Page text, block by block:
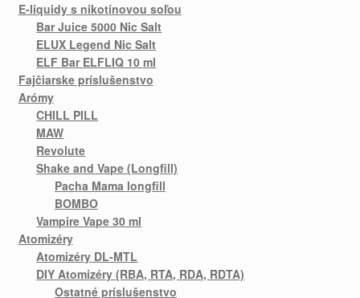
E-liquidy s nikotínovou soľou
Bar Juice 5000 Nic Salt
ELUX Legend Nic Salt
ELF Bar ELFLIQ 10 ml
Fajčiarske príslušenstvo
Arómy
CHILL PILL
MAW
Revolute
Shake and Vape (Longfill)
Pacha Mama longfill
BOMBO
Vampire Vape 30 ml
Atomizéry
Atomizéry DL-MTL
DIY Atomizéry (RBA, RTA, RDA, RDTA)
Ostatné príslušenstvo